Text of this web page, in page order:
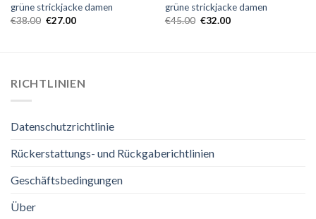
grüne strickjacke damen
€38.00 €27.00
grüne strickjacke damen
€45.00 €32.00
RICHTLINIEN
Datenschutzrichtlinie
Rückerstattungs- und Rückgaberichtlinien
Geschäftsbedingungen
Über